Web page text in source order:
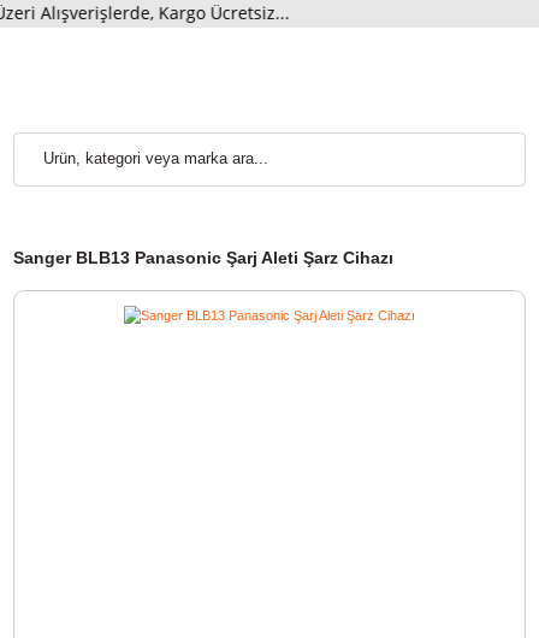
Sanger BLB13 Panasonic Şarj Aleti Şarz Cihazı
Kargo Ücretsiz...